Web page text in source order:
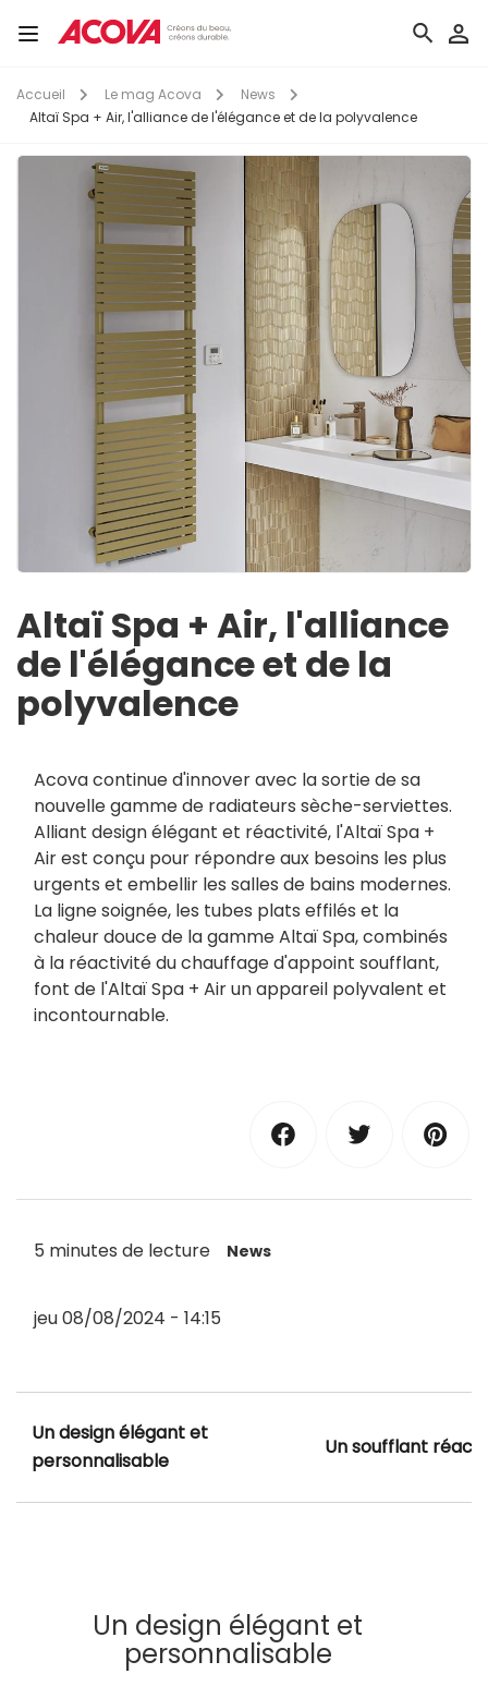
au Toggle
Accueil Le mag Acova
News
Altaï Spa + Air, l'alliance de l'élégance et de la polyvalence
Altaï Spa + Air, l'alliance
de l'élégance et de la
polyvalence
Acova continue d'innover avec la sortie de sa
nouvelle gamme de radiateurs sèche-serviettes.
Alliant design élégant et réactivité, l'Altaï Spa +
Air est conçu pour répondre aux besoins les plus
urgents et embellir les salles de bains modernes.
La ligne soignée, les tubes plats effilés et la
chaleur douce de la gamme Altaï Spa, combinés
à la réactivité du chauffage d'appoint soufflant,
font de l'Altaï Spa + Air un appareil polyvalent et
incontournable.
5 minutes de lecture News
jeu 08/08/2024 - 14:15
Un design élégant et
personnalisable
Un soufflant
Un design élégant et
personnalisable